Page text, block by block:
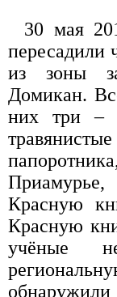
30 мая
пересадили
из зоны
Домикан.
них три –
Красную
Красную
учёные